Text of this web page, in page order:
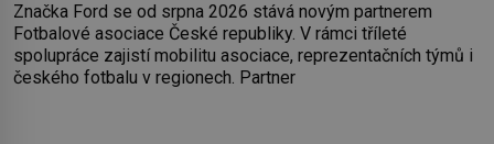
Značka Ford se od srpna 2026 stává novým partnerem
Fotbalové asociace České republiky. V rámci tříleté
spolupráce zajistí mobilitu asociace, reprezentačních týmů i
českého fotbalu v regionech. Partner